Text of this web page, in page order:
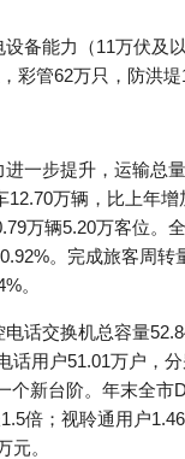
备能力（11万伏及
彩管62万只，防洪堤
一步提升，运输总
万辆，比上年
万辆5.20万客位。
。完成旅客周
。
话交换机总容量
话用户51.01万户，
个新台阶。年末全
倍；视聆通用户
元。